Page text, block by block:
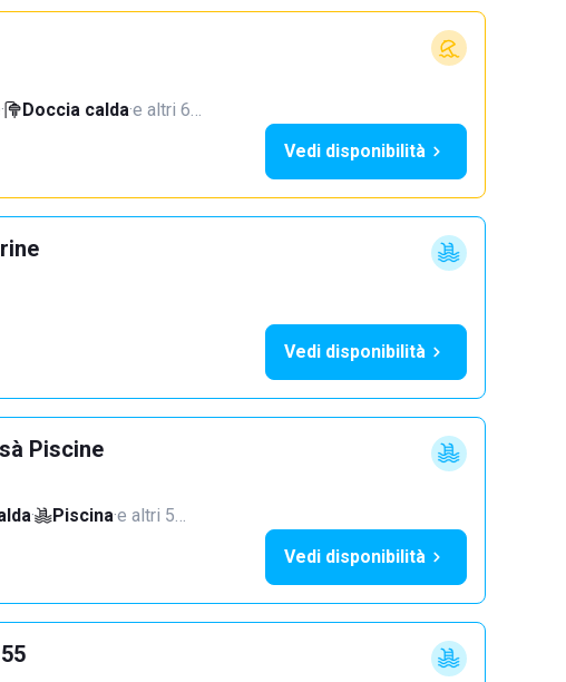
· Doccia calda·e altri 6…
Vedi disponibilità
Vedi disponibilità
Piscine
· Piscina·e altri 5…
Vedi disponibilità